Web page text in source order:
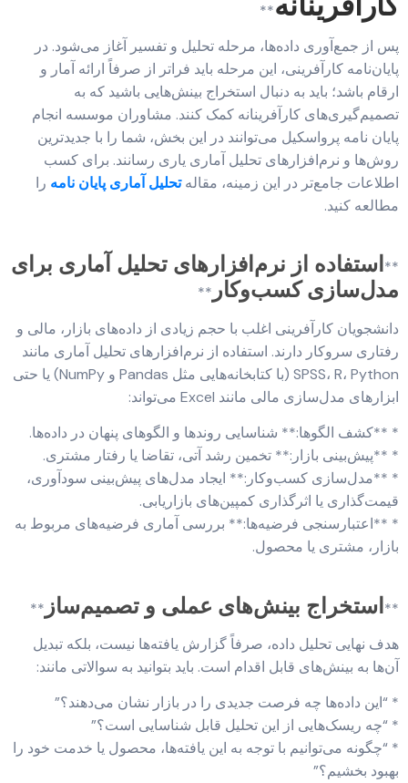
**
پس از جمع‌آوری داده‌ها، مرحله تحلیل و تفسیر آغاز می‌شود. در
پایان‌نامه کارآفرینی، این مرحله باید فراتر از صرفاً ارائه آمار و
ارقام باشد؛ باید به دنبال استخراج بینش‌هایی باشید که به
تصمیم‌گیری‌های کارآفرینانه کمک کنند. مشاوران موسسه انجام
پایان نامه پرواسکیل می‌توانند در این بخش، شما را با جدیدترین
روش‌ها و نرم‌افزارهای تحلیل آماری یاری رسانند. برای کسب
اطلاعات جامع‌تر در این زمینه، مقالهتحلیل آماری پایان نامه را
مطالعه کنید.
**استفاده از نرم‌افزارهای تحلیل آماری برای
مدل‌سازی کسب‌وکار **
دانشجویان کارآفرینی اغلب با حجم زیادی از داده‌های بازار، مالی و
رفتاری سروکار دارند. استفاده از نرم‌افزارهای تحلیل آماری مانند
SPSS، R، Python (با کتابخانه‌هایی مثل Pandas و NumPy) یا حتی
ابزارهای مدل‌سازی مالی مانند Excel می‌تواند:
* **کشف الگوها:** شناسایی روندها و الگوهای پنهان در داده‌ها.
* **پیش‌بینی بازار:** تخمین رشد آتی، تقاضا یا رفتار مشتری.
* **مدل‌سازی کسب‌وکار:** ایجاد مدل‌های پیش‌بینی سودآوری،
قیمت‌گذاری یا اثرگذاری کمپین‌های بازاریابی.
* **اعتبارسنجی فرضیه‌ها:** بررسی آماری فرضیه‌های مربوط به
بازار، مشتری یا محصول.
**استخراج بینش‌های عملی و تصمیم‌ساز **
هدف نهایی تحلیل داده، صرفاً گزارش یافته‌ها نیست، بلکه تبدیل
آن‌ها به بینش‌های قابل اقدام است. باید بتوانید به سوالاتی مانند:
* “این داده‌ها چه فرصت جدیدی را در بازار نشان می‌دهند؟”
* “چه ریسک‌هایی از این تحلیل قابل شناسایی است؟”
* “چگونه می‌توانیم با توجه به این یافته‌ها، محصول یا خدمت خود را
بهبود بخشیم؟”